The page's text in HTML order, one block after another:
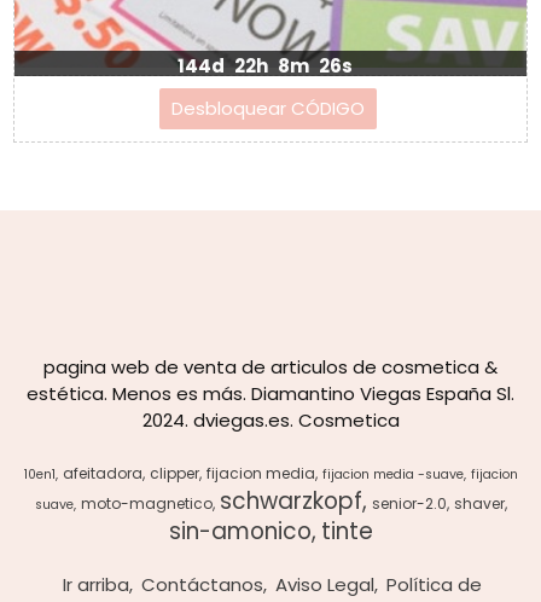
144d 22h 8m 26s
pagina web de venta de articulos de cosmetica &
estética. Menos es más. Diamantino Viegas España Sl.
2024. dviegas.es. Cosmetica
10en1 afeitadora clipper fijacion media fijacion media -suave fijacion
suave moto-magnetico schwarzkopf senior-2.0 shaver
sin-amonico tinte
Ir arriba Contáctanos Aviso Legal Política de